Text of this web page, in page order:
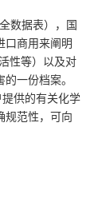
数据表），国
口商用来阐明
性等）以及对
的一份档案。
供的有关化学
规范性，可向